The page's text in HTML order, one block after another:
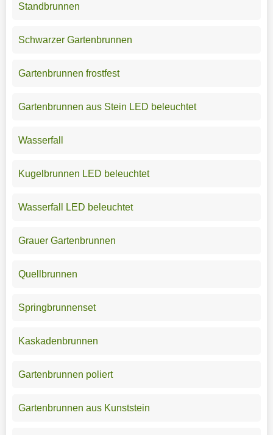
Standbrunnen
Schwarzer Gartenbrunnen
Gartenbrunnen frostfest
Gartenbrunnen aus Stein LED beleuchtet
Wasserfall
Kugelbrunnen LED beleuchtet
Wasserfall LED beleuchtet
Grauer Gartenbrunnen
Quellbrunnen
Springbrunnenset
Kaskadenbrunnen
Gartenbrunnen poliert
Gartenbrunnen aus Kunststein